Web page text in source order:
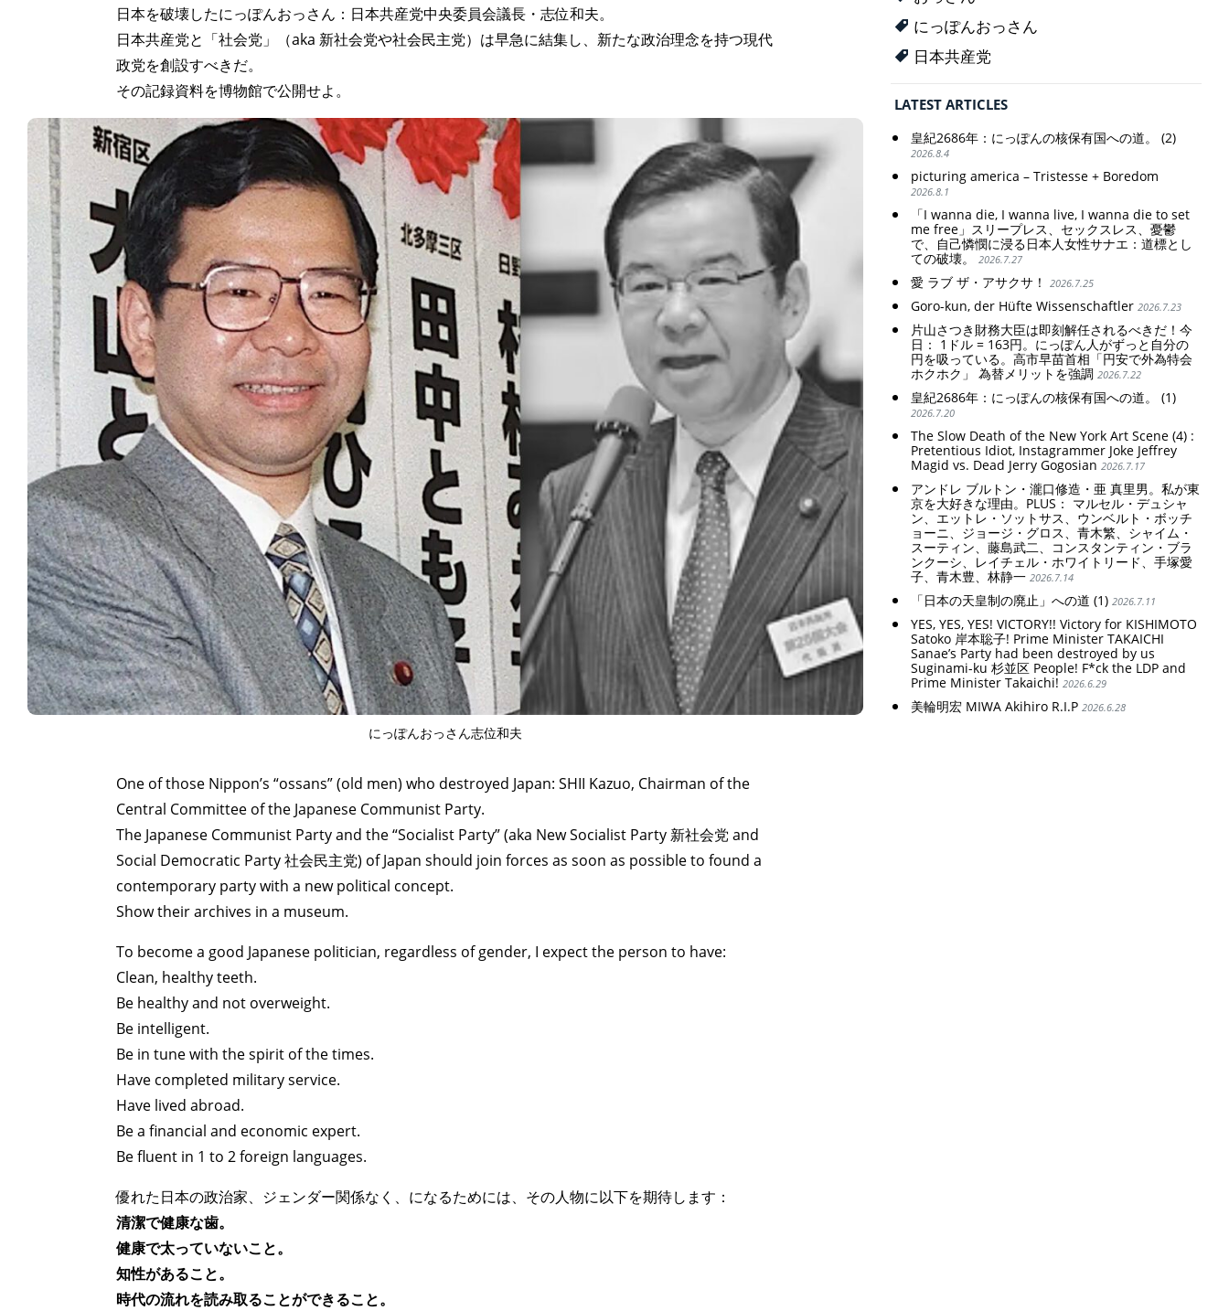
日本を破壊したにっぽんおっさん：日本共産党中央委員会議長・志位和夫。
日本共産党と「社会党」（aka 新社会党や社会民主党）は早急に結集し、新たな政治理念を持つ現代
政党を創設すべきだ。
その記録資料を博物館で公開せよ。
にっぽんおっさん志位和夫
One of those Nippon’s “ossans” (old men) who destroyed Japan: SHII Kazuo, Chairman of the
Central Committee of the Japanese Communist Party.
The Japanese Communist Party and the “Socialist Party” (aka New Socialist Party 新社会党 and
Social Democratic Party 社会民主党) of Japan should join forces as soon as possible to found a
contemporary party with a new political concept.
Show their archives in a museum.
To become a good Japanese politician, regardless of gender, I expect the person to have:
Clean, healthy teeth.
Be healthy and not overweight.
Be intelligent.
Be in tune with the spirit of the times.
Have completed military service.
Have lived abroad.
Be a financial and economic expert.
Be fluent in 1 to 2 foreign languages.
優れた日本の政治家、ジェンダー関係なく、になるためには、その人物に以下を期待します：
清潔で健康な歯。
健康で太っていないこと。
知性があること。
時代の流れを読み取ることができること。
にっぽんおっさん
日本共産党
LATEST ARTICLES
皇紀2686年：にっぽんの核保有国への道。 (2)
2026.8.4
picturing america – Tristesse + Boredom
2026.8.1
「I wanna die, I wanna live, I wanna die to set
me free」スリープレス、セックスレス、憂鬱
で、自己憐憫に浸る日本人女性サナエ：道標とし
ての破壊。
2026.7.27
愛 ラブ ザ・アサクサ！ 2026.7.25
Goro-kun, der Hüfte Wissenschaftler 2026.7.23
片山さつき財務大臣は即刻解任されるべきだ！今
日： 1ドル = 163円。にっぽん人がずっと自分の
円を吸っている。高市早苗首相「円安で外為特会
ホクホク」 為替メリットを強調 2026.7.22
皇紀2686年：にっぽんの核保有国への道。 (1)
2026.7.20
The Slow Death of the New York Art Scene (4) :
Pretentious Idiot, Instagrammer Joke Jeffrey
Magid vs. Dead Jerry Gogosian 2026.7.17
アンドレ ブルトン・瀧口修造・亜 真里男。私が東
京を大好きな理由。PLUS： マルセル・デュシャ
ン、エットレ・ソットサス、ウンベルト・ボッチ
ョーニ、ジョージ・グロス、青木繁、シャイム・
スーティン、藤島武二、コンスタンティン・ブラ
ンクーシ、レイチェル・ホワイトリード、手塚愛
子、青木豊、林静一 2026.7.14
「日本の天皇制の廃止」への道 (1) 2026.7.11
YES, YES, YES! VICTORY!! Victory for KISHIMOTO
Satoko 岸本聡子! Prime Minister TAKAICHI
Sanae’s Party had been destroyed by us
Suginami-ku 杉並区 People! F*ck the LDP and
Prime Minister Takaichi! 2026.6.29
美輪明宏 MIWA Akihiro R.I.P 2026.6.28